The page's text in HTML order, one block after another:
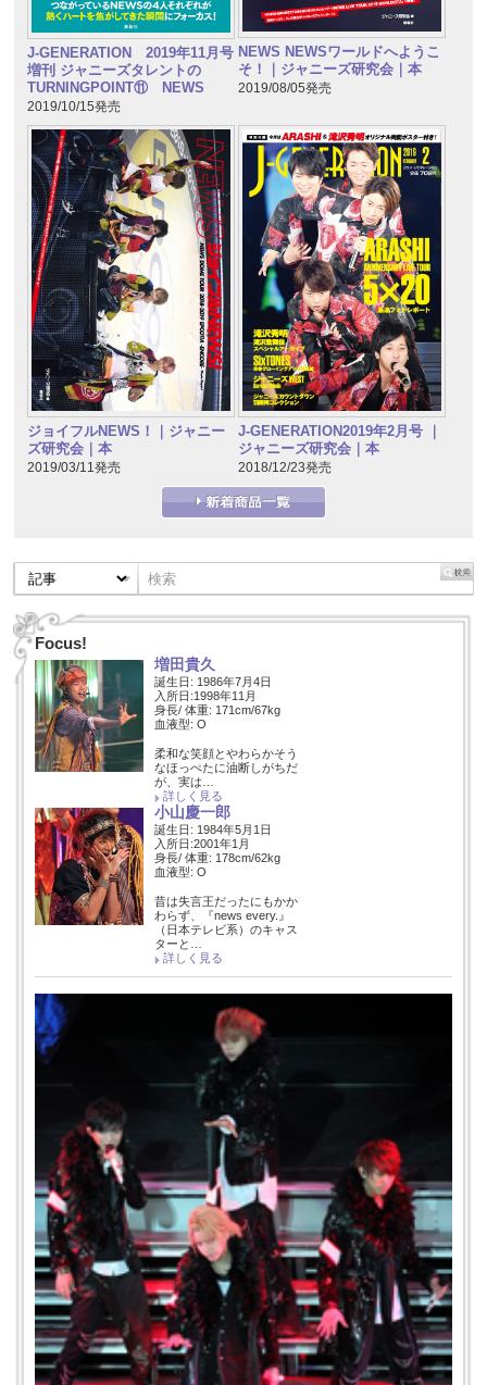
J-GENERATION 2019年11月号
増刊 ジャニーズタレントの
TURNINGPOINT⑪ NEWS
2019/10/15発売
NEWS NEWSワールドへようこ
そ！｜ジャニーズ研究会｜本
2019/08/05発売
ジョイフルNEWS！｜ジャニー
ズ研究会｜本
2019/03/11発売
J-GENERATION2019年2月号 ｜
ジャニーズ研究会｜本
2018/12/23発売
Focus!
増田貴久
誕生日: 1986年7月4日
入所日:1998年11月
身長/ 体重: 171cm/67kg
血液型: O
柔和な笑顔とやわらかそう
なほっぺたに油断しがちだ
が、実は…
詳しく見る
小山慶一郎
誕生日: 1984年5月1日
入所日:2001年1月
身長/ 体重: 178cm/62kg
血液型: O
昔は失言王だったにもかか
わらず、『news every.』
（日本テレビ系）のキャス
ターと…
詳しく見る